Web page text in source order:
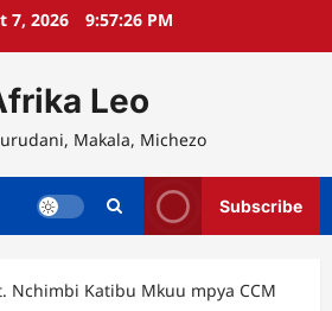
7, 2026 9:57:26 PM
Leo
Makala, Michezo
Subscribe
Nchimbi Katibu Mkuu mpya CCM